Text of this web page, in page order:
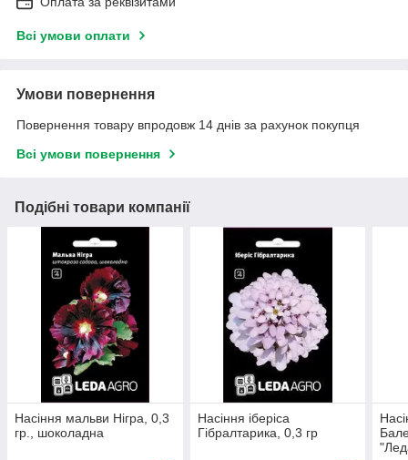
Всі умови оплати
Умови повернення
Повернення товару впродовж 14 днів за рахунок покупця
Всі умови повернення
Подібні товари компанії
Насіння мальви Нігра, 0,3
гр., шоколадна
Насіння іберіса
Гібралтарика, 0,3 гр